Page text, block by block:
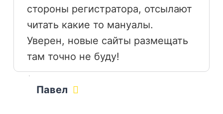
стороны регистратора, отсылают
читать какие то мануалы.
Уверен, новые сайты размещать
там точно не буду!
Павел